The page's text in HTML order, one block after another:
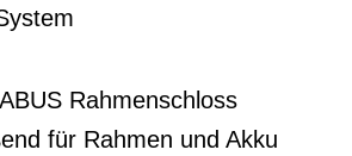
Rahmenschloss
für Rahmen und Akku